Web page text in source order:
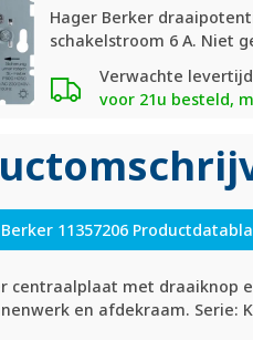
Hager Berker
schakelstroom 6 A. Niet
Verwachte
voor 21u besteld,
11357206
centraalplaat met draaiknop
en afdekraam. Serie: